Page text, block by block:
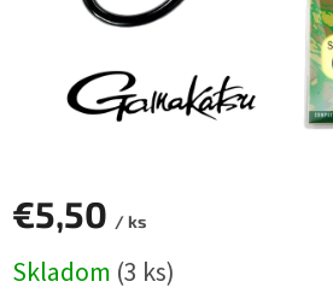
€5,50 / ks
cena:
Skladom (3 ks)